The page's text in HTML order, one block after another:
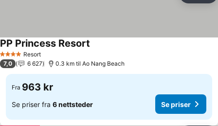
4 StjernerResort
PP Princess Resort
7,0 6 627 0.3 km til Ao Nang Beach
Fra 963 kr
Se priser fra 6 nettsteder Se priser